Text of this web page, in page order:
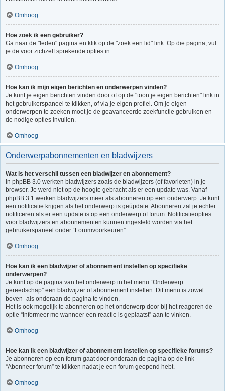
Omhoog
Hoe zoek ik een gebruiker?
Ga naar de "leden" pagina en klik op de "zoek een lid" link. Op die pagina, vul
je de voor zichzelf sprekende opties in.
Omhoog
Hoe kan ik mijn eigen berichten en onderwerpen vinden?
Je kunt je eigen berichten vinden door of op de "toon je eigen berichten" link in
het gebruikerspaneel te klikken, of via je eigen profiel. Om je eigen
onderwerpen te zoeken moet je de geavanceerde zoekfunctie gebruiken en
de nodige opties invullen.
Omhoog
Onderwerpabonnementen en bladwijzers
Wat is het verschil tussen een bladwijzer en abonnement?
In phpBB 3.0 werkten bladwijzers zoals de bladwijzers (of favorieten) in je
browser. Je werd niet op de hoogte gebracht als er een update was. Vanaf
phpBB 3.1 werken bladwijzers meer als abonneren op een onderwerp. Je kunt
een notificatie krijgen als het onderwerp is geüpdate. Abonneren zal je echter
notificeren als er een update is op een onderwerp of forum. Notificatieopties
voor bladwijzers en abonnementen kunnen ingesteld worden via het
gebruikerspaneel onder “Forumvoorkeuren”.
Omhoog
Hoe kan ik een bladwijzer of abonnement instellen op specifieke
onderwerpen?
Je kunt op de pagina van het onderwerp in het menu “Onderwerp
gereedschap” een bladwijzer of abonnement instellen. Dit menu is zowel
boven- als onderaan de pagina te vinden.
Het is ook mogelijk te abonneren op het onderwerp door bij het reageren de
optie “Informeer me wanneer een reactie is geplaatst” aan te vinken.
Omhoog
Hoe kan ik een bladwijzer of abonnement instellen op specifieke forums?
Je abonneren op een forum gaat door onderaan de pagina op de link
“Abonneer forum” te klikken nadat je een forum geopend hebt.
Omhoog